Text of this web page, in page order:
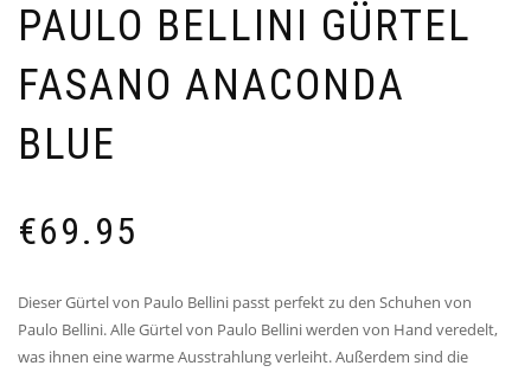
PAULO BELLINI GÜRTEL
FASANO ANACONDA
BLUE
€69.95
Dieser Gürtel von Paulo Bellini passt perfekt zu den Schuhen von
Paulo Bellini. Alle Gürtel von Paulo Bellini werden von Hand veredelt,
was ihnen eine warme Ausstrahlung verleiht. Außerdem sind die